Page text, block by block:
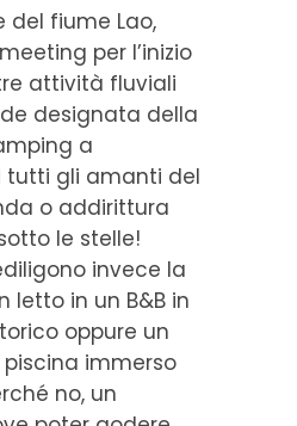
del fiume Lao,
per l’inizio
attività fluviali
designata della
a
tutti gli amanti del
o addirittura
le stelle!
invece la
letto in un B&B in
oppure un
immerso
no, un